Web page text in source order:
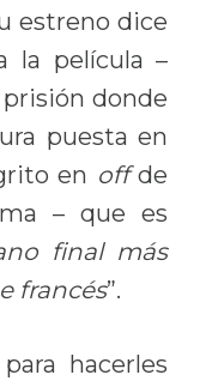
estreno dice
la película –
donde
puesta en
en offde
– que es
final más
francés”.
hacerles